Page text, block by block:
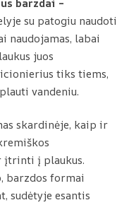
barzdai –
su patogiu naudoti
naudojamas, labai
juos
tiks tiems,
vandeniu.
skardinėje, kaip ir
įtrinti į plaukus.
barzdos formai
sudėtyje esantis